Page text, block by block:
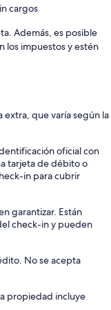
cargos
Además, es posible
los impuestos y estén
extra, que varía según la
oficial con
tarjeta de débito o
in para cubrir
garantizar. Están
check-in y pueden
No se acepta
propiedad incluye